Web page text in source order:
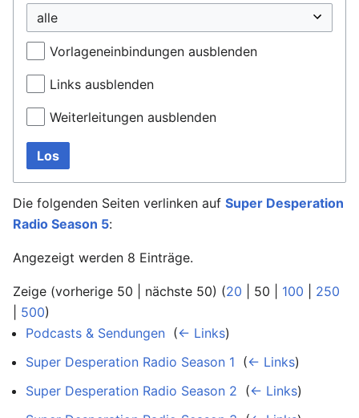
Vorlageneinbindungen ausblenden
Links ausblenden
Weiterleitungen ausblenden
Los
Die folgenden Seiten verlinken auf Super Desperation
Radio Season 5:
Angezeigt werden 8 Einträge.
Zeige (vorherige 50 nächste 50) (20 50 100
250
500)
Podcasts & Sendungen (← Links)
Super Desperation Radio Season 1 (← Links)
Super Desperation Radio Season 2 (← Links)